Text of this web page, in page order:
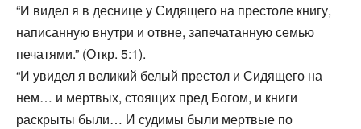
“И видел я в деснице у Сидящего на престоле книгу,
написанную внутри и отвне, запечатанную семью
печатями.” (Откр. 5:1).
“И увидел я великий белый престол и Сидящего на
нем… и мертвых, стоящих пред Богом, и книги
раскрыты были… И судимы были мертвые по